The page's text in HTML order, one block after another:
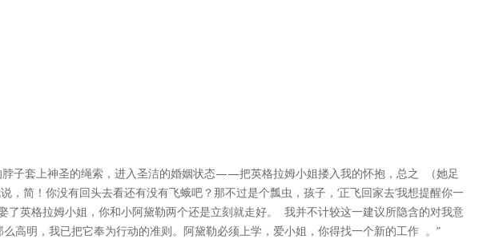
子套上神圣的绳索，进入圣洁的婚姻状态——把英格拉姆小姐搂入我的怀抱，总之 （她足
！你没有回头去看还有没有飞蛾吧？那不过是个瓢虫，孩子，‘正飞回家去’我想提醒你一
英格拉姆小姐，你和小阿黛勒两个还是立刻就走好。 我并不计较这一建议所隐含的对我意
高明，我已把它奉为行动的准则。阿黛勒必须上学，爱小姐，你得找一个新的工作 。”